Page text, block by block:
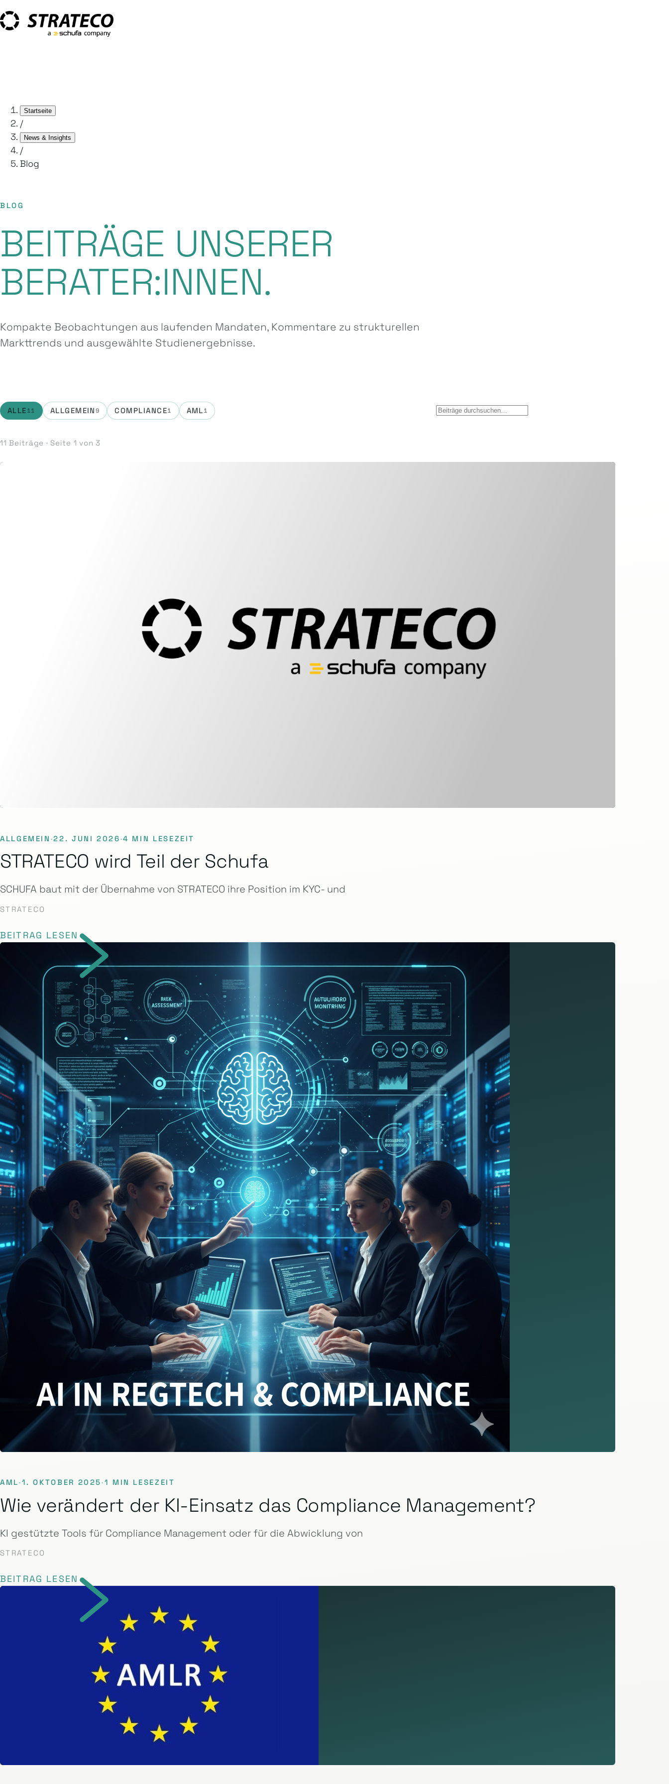
Startseite
/
News & Insights
/
Blog
BLOG
BEITRÄGE UNSERER
BERATER:INNEN.
Kompakte Beobachtungen aus laufenden Mandaten, Kommentare zu strukturellen
Markttrends und ausgewählte Studien­ergebnisse.
ALLE11 ALLGEMEIN9 COMPLIANCE1 AML1
11 Beiträge · Seite 1 von 3
ALLGEMEIN ·22. JUNI 2026·4 MIN LESEZEIT
STRATECO wird Teil der Schufa
SCHUFA baut mit der Übernahme von STRATECO ihre Position im KYC- und
STRATECO
BEITRAG LESEN
AML·1. OKTOBER 2025·1 MIN LESEZEIT
Wie verändert der KI-Einsatz das Compliance Management?
KI gestützte Tools für Compliance Management oder für die Abwicklung von
STRATECO
BEITRAG LESEN